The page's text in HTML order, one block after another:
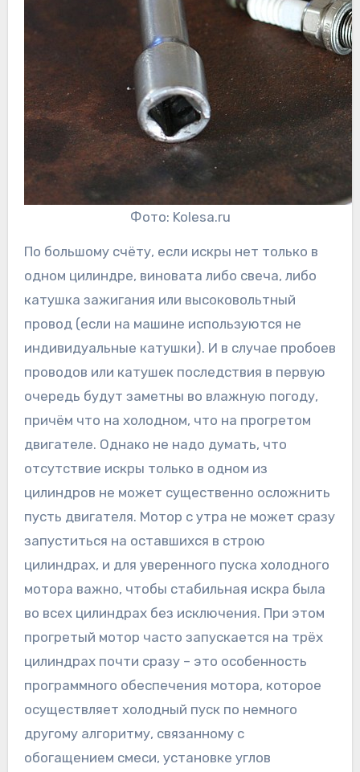
Фото: Kolesa.ru
По большому счёту, если искры нет только в
одном цилиндре, виновата либо свеча, либо
катушка зажигания или высоковольтный
провод (если на машине используются не
индивидуальные катушки). И в случае пробоев
проводов или катушек последствия в первую
очередь будут заметны во влажную погоду,
причём что на холодном, что на прогретом
двигателе. Однако не надо думать, что
отсутствие искры только в одном из
цилиндров не может существенно осложнить
пусть двигателя. Мотор с утра не может сразу
запуститься на оставшихся в строю
цилиндрах, и для уверенного пуска холодного
мотора важно, чтобы стабильная искра была
во всех цилиндрах без исключения. При этом
прогретый мотор часто запускается на трёх
цилиндрах почти сразу – это особенность
программного обеспечения мотора, которое
осуществляет холодный пуск по немного
другому алгоритму, связанному с
обогащением смеси, установке углов